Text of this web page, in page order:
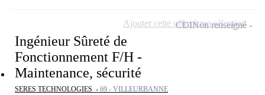
Ingénieur Sûreté de
Fonctionnement F/H -
Maintenance, sécurité
SERES TECHNOLOGIES - 69 - VILLEURBANNE
CDINon renseigné
Ajouter cette offre à ma sélection